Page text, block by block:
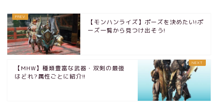
【モンハンライズ】ポーズを決めたい!ポ
ーズ一覧から見つけ出そう!
【MHW】種類豊富な武器・双剣の最強
はどれ?属性ごとに紹介!!